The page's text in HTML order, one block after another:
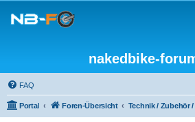
nakedbike-
FAQ
Portal Foren-Übersicht